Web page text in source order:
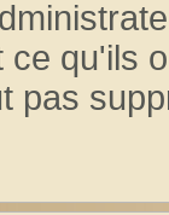
qu'ils
pas